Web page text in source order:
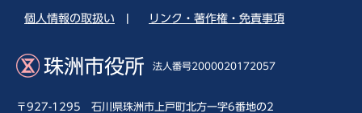
個人情報の取扱い リンク・著作権・免責事項
珠洲市役所 法人番号2000020172057
〒927-1295 石川県珠洲市上戸町北方一字6番地の2